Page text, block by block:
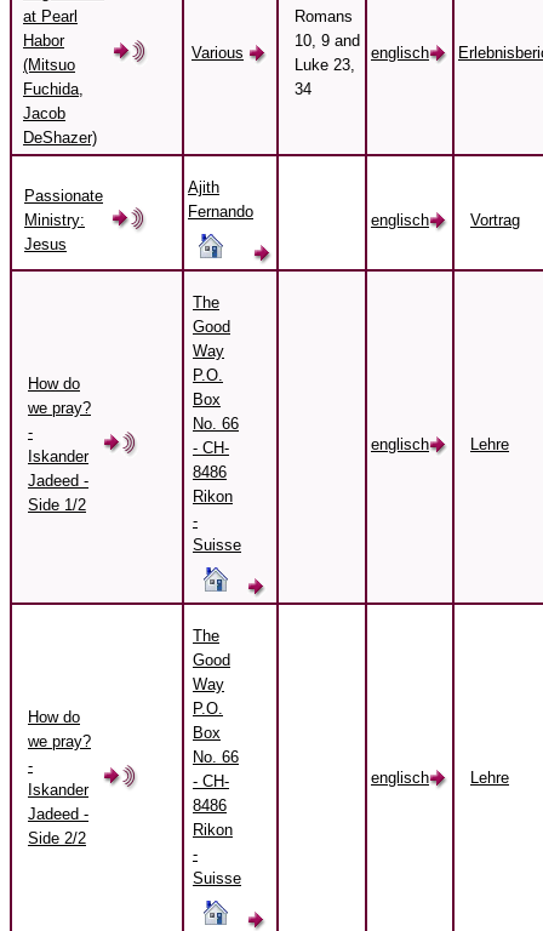
at Pearl
Habor
(Mitsuo
Fuchida,
Jacob
DeShazer)
Various
Romans
10, 9 and
Luke 23,
34
englisch
Passionate
Ministry:
Jesus
Ajith
Fernando
englisch Vortrag
How do
we pray?
-
Iskander
Jadeed -
Side 1/2
The
Good
Way
P.O.
Box
No. 66
- CH-
8486
Rikon
-
Suisse
englisch Lehre
How do
we pray?
-
Iskander
Jadeed -
Side 2/2
The
Good
Way
P.O.
Box
No. 66
- CH-
8486
Rikon
-
Suisse
englisch Lehre